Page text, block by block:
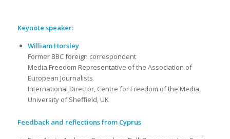
Keynote speaker:
William Horsley
Former BBC foreign correspondent
Media Freedom Representative of the Association of
European Journalists
International Director, Centre for Freedom of the Media,
University of Sheffield, UK
Feedback and reflections from Cyprus